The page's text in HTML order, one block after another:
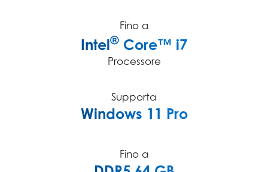
Fino a
Intel® Core™ i7
Processore
Supporta
Windows 11 Pro
Fino a